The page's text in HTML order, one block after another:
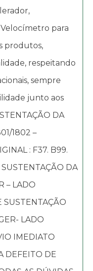
para
produtos,
respeitando
sempre
junto aos
DA
1802 –
: F37. B99.
DA
– LADO
SUSTENTAÇÃO
LADO
IMEDIATO
DEFEITO DE